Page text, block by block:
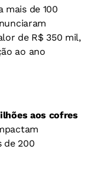
mais de 100
de R$ 350 mil,
ao ano
aos cofres
de 200